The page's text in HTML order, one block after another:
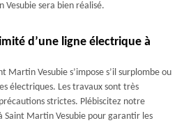
Vesubie sera bien réalisé.
d’une ligne électrique à
Martin Vesubie s’impose s’il surplombe ou
électriques. Les travaux sont très
strictes. Plébiscitez notre
Saint Martin Vesubie pour garantir les